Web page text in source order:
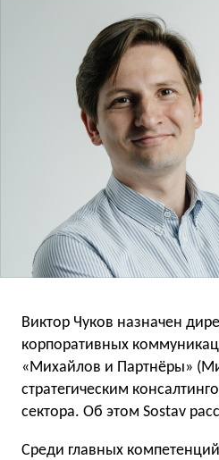
Виктор Чуков назначен
корпоративных
«Михайлов и Партнёры»
стратегическим
сектора. Об этом Sostav
Среди главных